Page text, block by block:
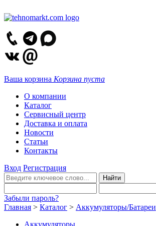
Ваша корзина Корзина пуста
О компании
Каталог
Сервисный центр
Доставка и оплата
Новости
Статьи
Контакты
Вход Регистрация
Забыли пароль?
Главная > Каталог > Аккумуляторы/Батареи
Аккумуляторы